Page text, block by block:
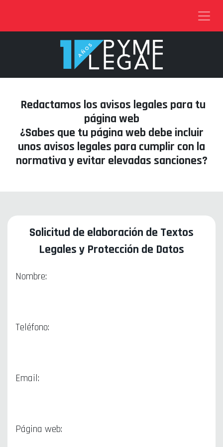
Redactamos los avisos legales para tu
página web
¿Sabes que tu página web debe incluir
unos avisos legales para cumplir con la
normativa y evitar elevadas sanciones?
Solicitud de elaboración de Textos
Legales y Protección de Datos
Nombre:
Teléfono:
Email:
Página web: